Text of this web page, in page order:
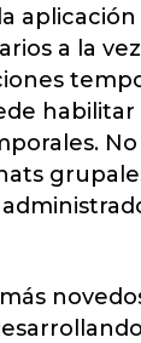
a la
habilitar